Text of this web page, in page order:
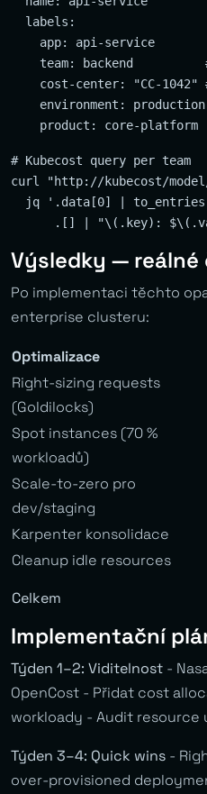
  labels:
    app: api-service
team: backend
cost-center: "CC-1042"
    environment: production
# Kubecost query per team
curl "http://kubecost/
jq '.data[0] |
Výsledky — reálné
Po implementaci těchto
enterprise clusteru:
Optimalizace
Right-sizing requests
(Goldilocks)
Spot instances (70 %
workloadů)
Scale-to-zero pro
dev/staging
Karpenter konsolidace
Cleanup idle resources
Celkem
Implementační
Týden 1–2: Viditelnost -
OpenCost - Přidat cost
workloady - Audit resource
Týden 3–4: Quick wins -
over-provisioned